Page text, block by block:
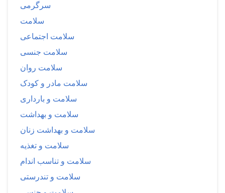
سرگرمی
سلامت
سلامت اجتماعی
سلامت جنسی
سلامت روان
سلامت مادر و کودک
سلامت و بارداری
سلامت و بهداشت
سلامت و بهداشت زنان
سلامت و تغذیه
سلامت و تناسب اندام
سلامت و تندرستی